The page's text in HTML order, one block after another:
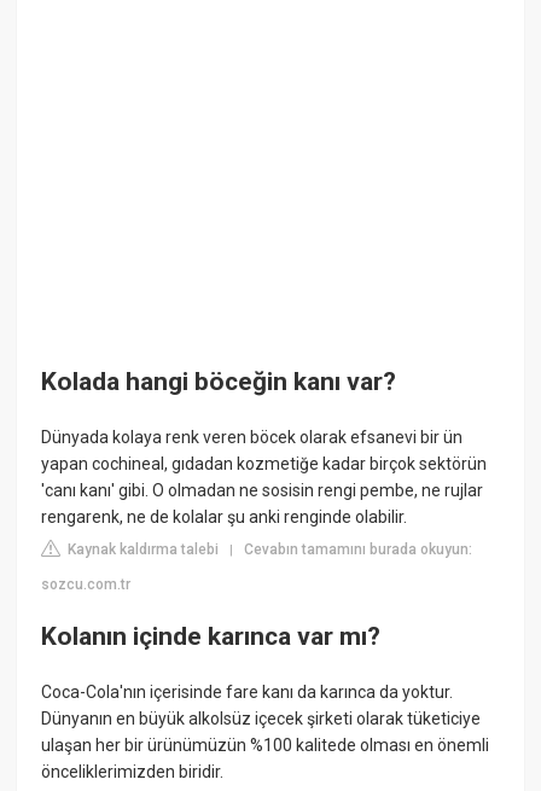
Kolada hangi böceğin kanı var?
Dünyada kolaya renk veren böcek olarak efsanevi bir ün
yapan cochineal, gıdadan kozmetiğe kadar birçok sektörün
'canı kanı' gibi. O olmadan ne sosisin rengi pembe, ne rujlar
rengarenk, ne de kolalar şu anki renginde olabilir.
Kaynak kaldırma talebi |Cevabın tamamını burada okuyun:
sozcu.com.tr
Kolanın içinde karınca var mı?
Coca-Cola'nın içerisinde fare kanı da karınca da yoktur.
Dünyanın en büyük alkolsüz içecek şirketi olarak tüketiciye
ulaşan her bir ürünümüzün %100 kalitede olması en önemli
önceliklerimizden biridir.